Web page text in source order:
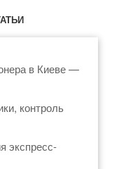
в Киеве —
контроль
экспресс-